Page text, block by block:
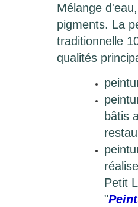
Mélange
pigments. La
traditionnelle
qualités
bâtis
Petit
"